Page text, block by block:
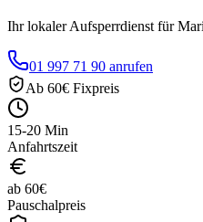
Ihr lokaler Aufsperrdienst für
01 997 71 90 anrufen
Ab 60€ Fixpreis
15-20 Min
Anfahrtszeit
ab 60€
Pauschalpreis